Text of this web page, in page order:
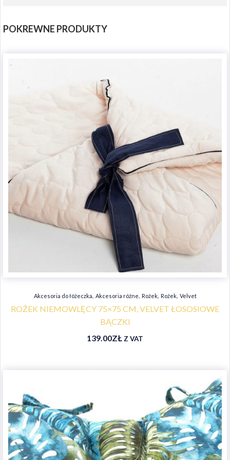
POKREWNE PRODUKTY
Akcesoria do łóżeczka, Akcesoria różne, Rożek, Rożek, Velvet
ROŻEK NIEMOWLĘCY 75×75 CM, VELVET ŁOSOSIOWE
BĄCZKI
139.00ZŁ Z VAT